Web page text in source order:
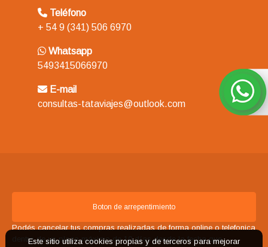
Teléfono
+ 54 9 (341) 506 6970
Whatsapp
5493415066970
E-mail
consultas-tataviajes@outlook.com
Boton de arrepentimiento
Podés cancelar tus compras realizadas de forma online o telefonica
dentro de un plazo máximo de 10 días desde la fecha que
Este sitio utiliza cookies propias y de terceros para mejorar